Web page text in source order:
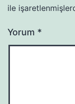
ile
Yorum *